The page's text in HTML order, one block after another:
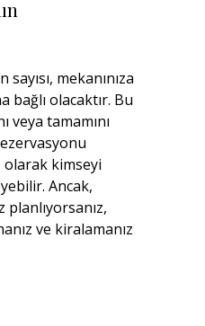
sayısı, mekanınıza
bağlı olacaktır. Bu
veya tamamını
olarak kimseyi
Ancak,
ve kiralamanız